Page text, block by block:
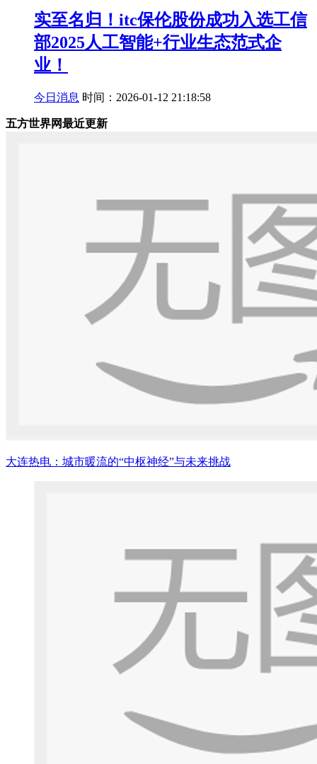
实至名归！itc保伦股份成功入选工信
部2025人工智能+行业生态范式企
业！
今日消息 时间：2026-01-12 21:18:58
五方世界网最近更新
大连热电：城市暖流的“中枢神经”与未来挑战